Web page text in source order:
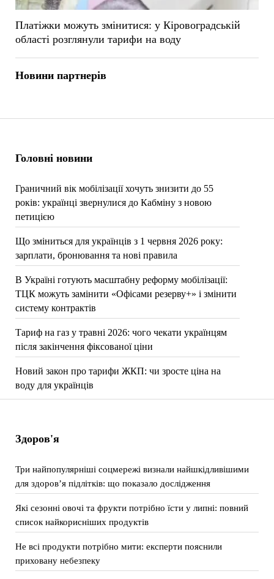
Головні новини
Граничний вік мобілізації хочуть знизити до 55
років: українці звернулися до Кабміну з новою
петицією
Що зміниться для українців з 1 червня 2026 року:
зарплати, бронювання та нові правила
В Україні готують масштабну реформу мобілізації:
ТЦК можуть замінити «Офісами резерву+» і змінити
систему контрактів
Тариф на газ у травні 2026: чого чекати українцям
після закінчення фіксованої ціни
Новий закон про тарифи ЖКП: чи зросте ціна на
воду для українців
Платіжки можуть змінитися: у Кіровоградській
області розглянули тарифи на воду
Новини партнерів
Здоров'я
Три найпопулярніші соцмережі визнали найшкідливішими
для здоров’я підлітків: що показало дослідження
Які сезонні овочі та фрукти потрібно їсти у липні: повний
список найкорисніших продуктів
Не всі продукти потрібно мити: експерти пояснили
приховану небезпеку